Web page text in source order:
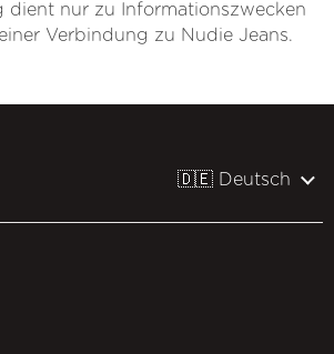
dient nur zu Informationszwecken
Verbindung zu Nudie Jeans.
🇩🇪 Deutsch